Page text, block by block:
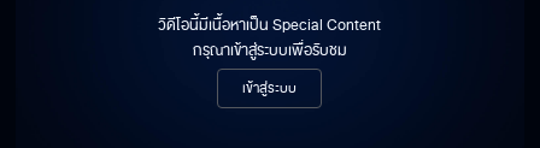
วิดีโอนี้มีเนื้อหาเป็น Special Content
กรุณาเข้าสู่ระบบเพื่อรับชม
เข้าสู่ระบบ